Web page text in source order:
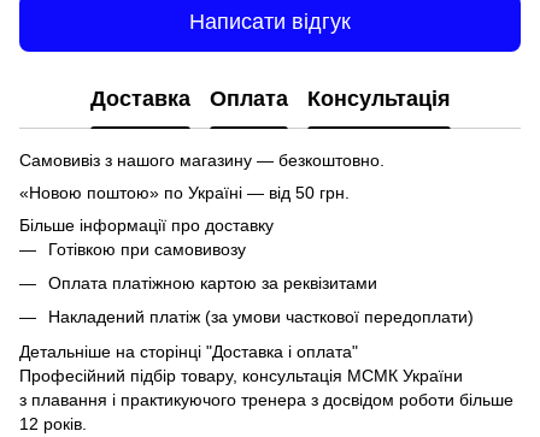
Написати відгук
Доставка Оплата Консультація
Самовивіз з нашого магазину — безкоштовно.
«Новою поштою» по Україні — від 50 грн.
Більше інформації про доставку
Готівкою при самовивозу
Оплата платіжною картою за реквізитами
Накладений платіж (за умови часткової передоплати)
Детальніше на сторінці "Доставка і оплата"
Професійний підбір товару, консультація МСМК України
з плавання і практикуючого тренера з досвідом роботи більше
12 років.